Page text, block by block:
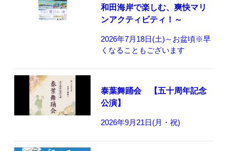
和田海岸で楽しむ、爽快マリ
ンアクティビティ！～
2026年7月18日(土)～お盆頃※早
くなることもございます
泰葉舞踊会 【五十周年記念
公演】
2026年9月21日(月・祝)